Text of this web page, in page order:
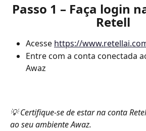
Passo 1 – Faça login
Retell
Acesse https://
Entre com a conta conectada
Awaz
💡 Certifique-se de estar na conta
ao seu ambiente Awaz.